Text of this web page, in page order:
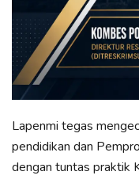
Lapenmi tegas
pendidikan dan
dengan tuntas praktik